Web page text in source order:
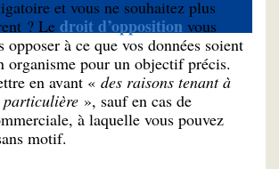
et vous ne souhaitez plus
? Le droit d’opposition vous
opposer à ce que vos données soient
organisme pour un objectif précis.
en avant « des raisons tenant à
», sauf en cas de
à laquelle vous pouvez
motif.